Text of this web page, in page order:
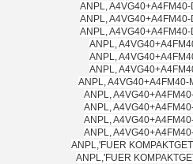
ANPL,
ANPL,
ANPL,
ANPL,
ANPL,
ANPL,
ANPL, A4VG40+A4FM40-
ANPL,
ANPL,
ANPL,
ANPL,
ANPL,'FUER
ANPL,'FUER